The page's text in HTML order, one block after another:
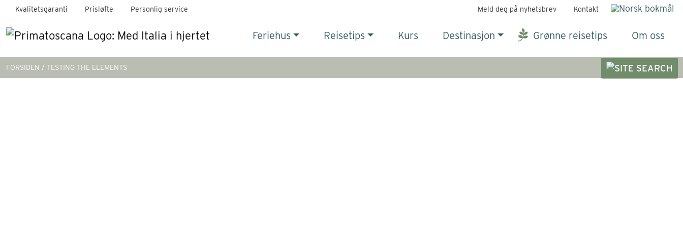
Kvalitetsgaranti Prisløfte Personlig service Meld deg på nyhetsbrev Kontakt
Feriehus Reisetips Kurs Destinasjon Grønne reisetips Om oss
FORSIDEN TESTING THE ELEMENTS